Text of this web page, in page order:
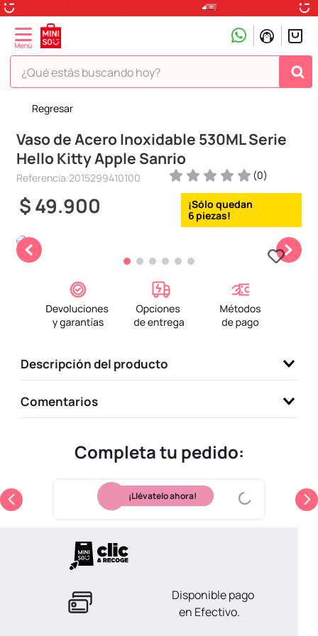
¿Qué estás buscando hoy?
Regresar
Vaso de Acero Inoxidable 530ML Serie
Hello Kitty Apple Sanrio
Referencia:2015299410100 (0)
$49.900 6
Descripción del producto
Comentarios
Completa tu pedido:
¡Llévatelo ahora!
Disponible pago
en Efectivo.
TÉRMINOS MÁS BUSCADOS
1.
peluche
2.
hello kitty
3.
snoopy
4.
ositos cariñositos
5.
6.
disney
toy story
10. one piece